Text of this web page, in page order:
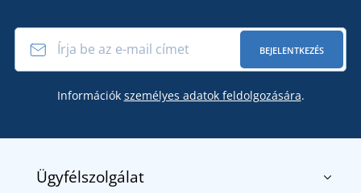
BEJELENTKEZÉS
Információk személyes adatok feldolgozására.
Ügyfélszolgálat